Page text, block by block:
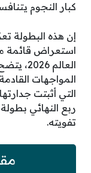
كبار النجوم
إن هذه البطولة
استعراض قائمة
العالم
المواجهات
التي أثبتت
تفويته.